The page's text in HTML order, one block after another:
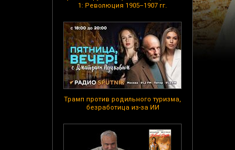
1: Революция 1905–1907 гг.
Трамп против родильного туризма,
безработица из-за ИИ